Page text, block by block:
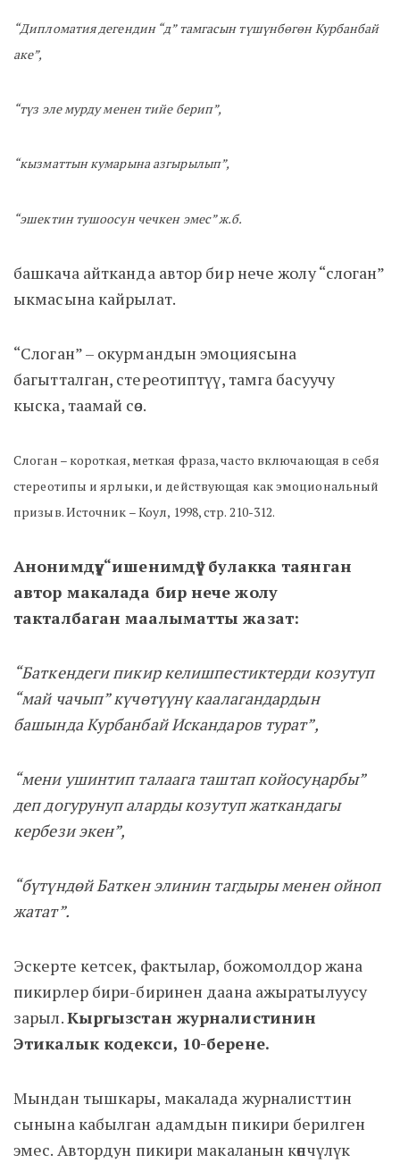
“Дипломатия дегендин “д” тамгасын түшүнбөгөн Курбанбай
аке”,
“түз эле мурду менен тийе берип”,
“кызматтын кумарына азгырылып”,
“эшектин тушоосун чечкен эмес” ж.б.
башкача айтканда автор бир нече жолу “слоган”
ыкмасына кайрылат.
“Слоган” – окурмандын эмоциясына
багытталган, стереотиптүү, тамга басуучу
кыска, таамай сөз.
Слоган – короткая, меткая фраза, часто включающая в себя
стереотипы и ярлыки, и действующая как эмоциональный
призыв. Источник – Коул, 1998, стр. 210-312.
Анонимдүү, “ишенимдүү” булакка таянган
автор макалада бир нече жолу
такталбаган маалыматты жазат:
“Баткендеги пикир келишпестиктерди козутуп
“май чачып” күчөтүүнү каалагандардын
башында Курбанбай Искандаров турат”,
“мени ушинтип талаага таштап койосуңарбы”
деп догурунуп аларды козутуп жаткандагы
кербези экен”,
“бүтүндөй Баткен элинин тагдыры менен ойноп
жатат”.
Эскерте кетсек, фактылар, божомолдор жана
пикирлер бири-биринен даана ажыратылуусу
зарыл.Кыргызстан журналистинин
Этикалык кодекси, 10-берене.
Мындан тышкары, макалада журналисттин
сынына кабылган адамдын пикири берилген
эмес. Автордун пикири макаланын көпчүлүк